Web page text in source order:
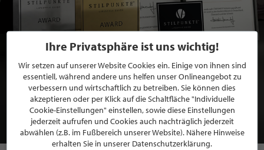
BEWERBEN SIE SICH FÜR EINE GRATIS
MITGLIEDSCHAFT BEI STILPUNKTE®
JETZT GRATIS BEWERBEN
Ihre Privatsphäre ist uns wichtig!
Wir setzen auf unserer Website Cookies ein. Einige von ihnen sind
essentiell, während andere uns helfen unser Onlineangebot zu
verbessern und wirtschaftlich zu betreiben. Sie können dies
akzeptieren oder per Klick auf die Schaltfläche "Individuelle
Cookie-Einstellungen" einstellen, sowie diese Einstellungen
jederzeit aufrufen und Cookies auch nachträglich jederzeit
abwählen (z.B. im Fußbereich unserer Website). Nähere Hinweise
erhalten Sie in unserer Datenschutzerklärung.